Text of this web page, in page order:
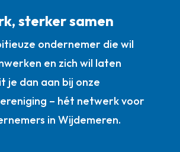
sterker samen
ondernemer die wil
en zich wil laten
je dan aan bij onze
– hét netwerk voor
in Wijdemeren.